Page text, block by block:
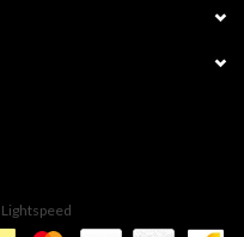
Lightspeed